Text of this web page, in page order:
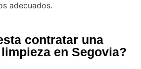
adecuados.
contratar una
en Segovia?